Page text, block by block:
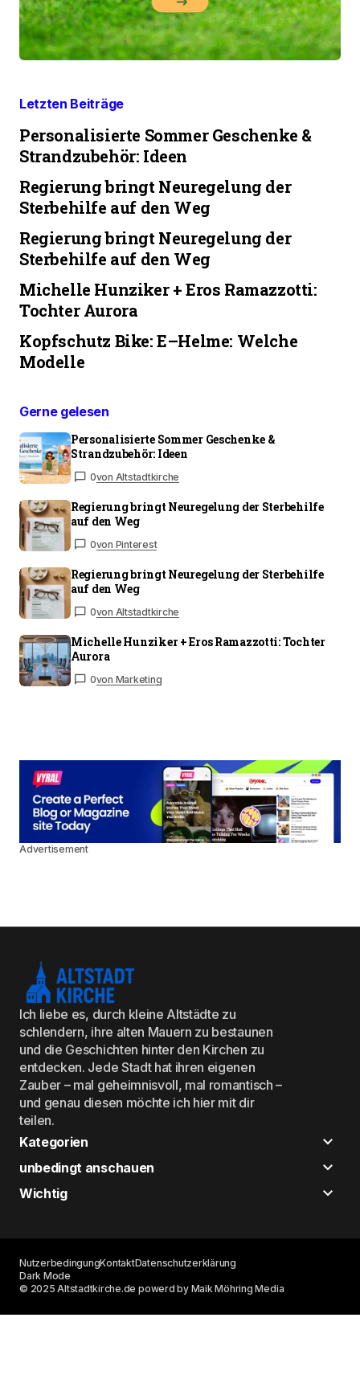
Letzten Beiträge
Personalisierte Sommer Geschenke &
Strandzubehör: Ideen
Regierung bringt Neuregelung der
Sterbehilfe auf den Weg
Regierung bringt Neuregelung der
Sterbehilfe auf den Weg
Michelle Hunziker + Eros Ramazzotti:
Tochter Aurora
Kopfschutz Bike: E–Helme: Welche
Modelle
Gerne gelesen
Personalisierte Sommer Geschenke &
Strandzubehör: Ideen
0von Altstadtkirche
Regierung bringt Neuregelung der Sterbehilfe
auf den Weg
0von Pinterest
Regierung bringt Neuregelung der Sterbehilfe
auf den Weg
0von Altstadtkirche
Michelle Hunziker + Eros Ramazzotti: Tochter
Aurora
0von Marketing
Advertisement
Ich liebe es, durch kleine Altstädte zu
schlendern, ihre alten Mauern zu bestaunen
und die Geschichten hinter den Kirchen zu
entdecken. Jede Stadt hat ihren eigenen
Zauber – mal geheimnisvoll, mal romantisch –
und genau diesen möchte ich hier mit dir
teilen.
Kategorien
unbedingt anschauen
Wichtig
© 2025 Altstadtkirche.de powerd by Maik Möhring Media
NutzerbedingungKontaktDatenschutzerklärung
Dark Mode